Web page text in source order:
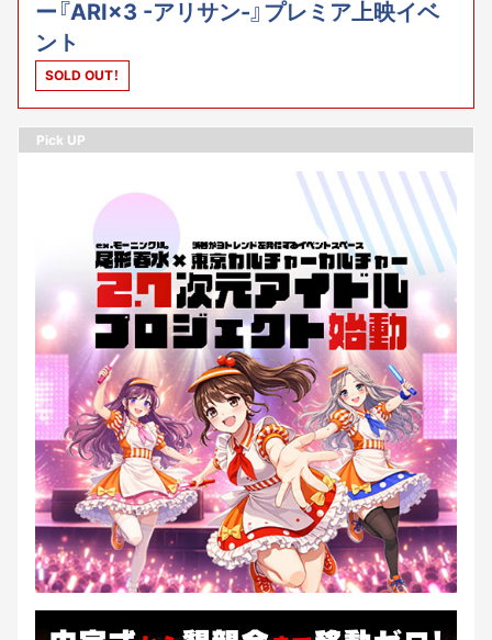
ー『ARI×3 -アリサン-』プレミア上映イベ
ント
SOLD OUT！
Pick UP